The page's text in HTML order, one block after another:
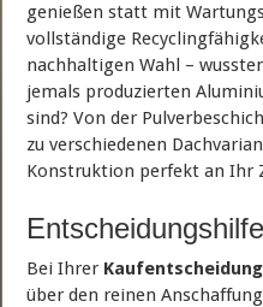
genießen statt mit
vollständige
nachhaltigen Wahl –
jemals produzierten
sind? Von der
zu verschiedenen
Konstruktion perfekt an Ihr
Bei Ihrer
über den reinen